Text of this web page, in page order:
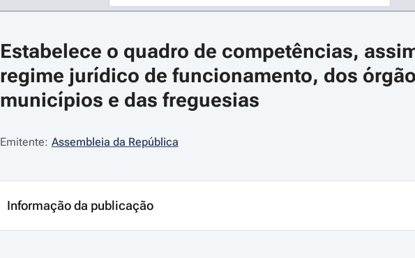
Estabelece o quadro de competências,
regime jurídico de funcionamento, dos
municípios e das freguesias
Emitente: Assembleia da República
Informação da publicação